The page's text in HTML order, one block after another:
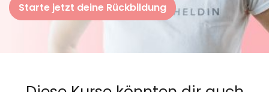
Starte jetzt deine Rückbildung